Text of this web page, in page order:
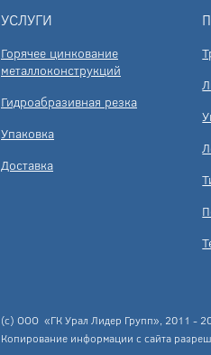
УСЛУГИ
Горячее цинкование
металлоконструкций
Гидроабразивная резка
Упаковка
Доставка
(c) ООО «ГК Урал Лидер Групп», 2011 -
Копирование информации с сайта